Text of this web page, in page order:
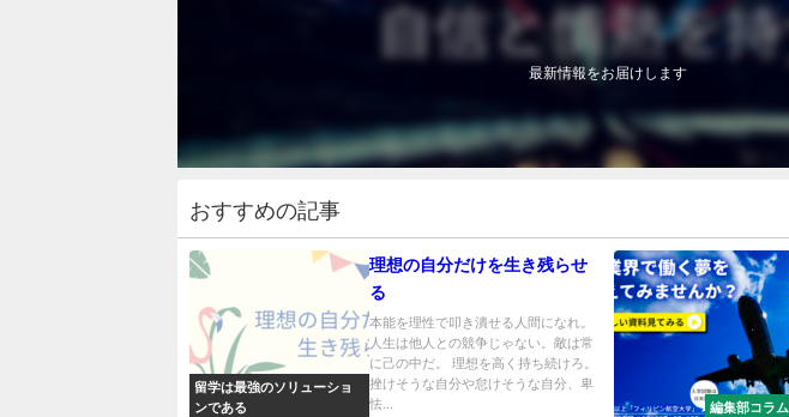
最新情報をお届けします
おすすめの記事
留学は最強のソリューショ
ンである
理想の自分だけを生き残らせ
る
本能を理性で叩き潰せる人間になれ。
人生は他人との競争じゃない。敵は常
に己の中だ。 理想を高く持ち続けろ。
挫けそうな自分や怠けそうな自分、卑
怯...
編集部コラム